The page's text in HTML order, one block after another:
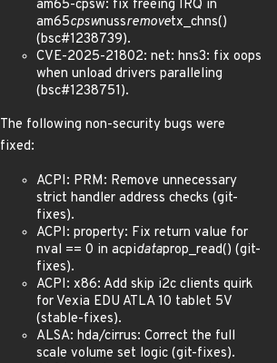
am65-cpsw: fix freeing IRQ in
am65cpswnussremovetx_chns()
(bsc#1238739).
CVE-2025-21802: net: hns3: fix oops
when unload drivers paralleling
(bsc#1238751).
The following non-security bugs were
fixed:
ACPI: PRM: Remove unnecessary
strict handler address checks (git-
fixes).
ACPI: property: Fix return value for
nval == 0 in acpidataprop_read() (git-
fixes).
ACPI: x86: Add skip i2c clients quirk
for Vexia EDU ATLA 10 tablet 5V
(stable-fixes).
ALSA: hda/cirrus: Correct the full
scale volume set logic (git-fixes).